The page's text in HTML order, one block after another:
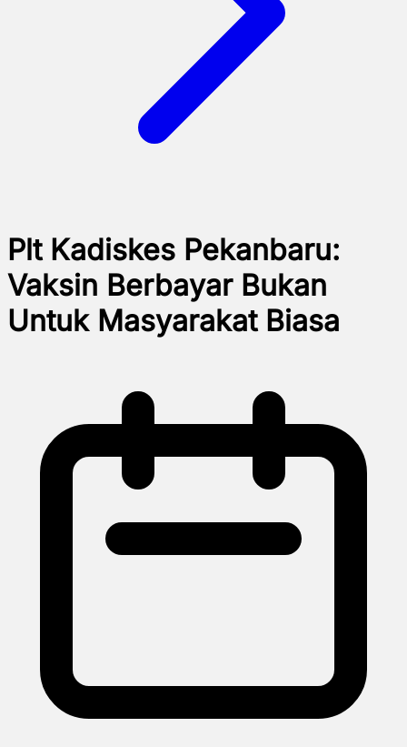
Plt Kadiskes Pekanbaru:
Vaksin Berbayar Bukan
Untuk Masyarakat Biasa